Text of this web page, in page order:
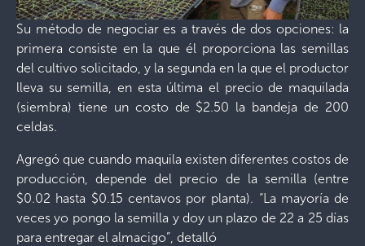
Su método de negociar es a través de dos opciones: la
primera consiste en la que él proporciona las semillas
del cultivo solicitado, y la segunda en la que el productor
lleva su semilla, en esta última el precio de maquilada
(siembra) tiene un costo de $2.50 la bandeja de 200
celdas.
Agregó que cuando maquila existen diferentes costos de
producción, depende del precio de la semilla (entre
$0.02 hasta $0.15 centavos por planta). “La mayoría de
veces yo pongo la semilla y doy un plazo de 22 a 25 días
para entregar el almacigo”, detalló